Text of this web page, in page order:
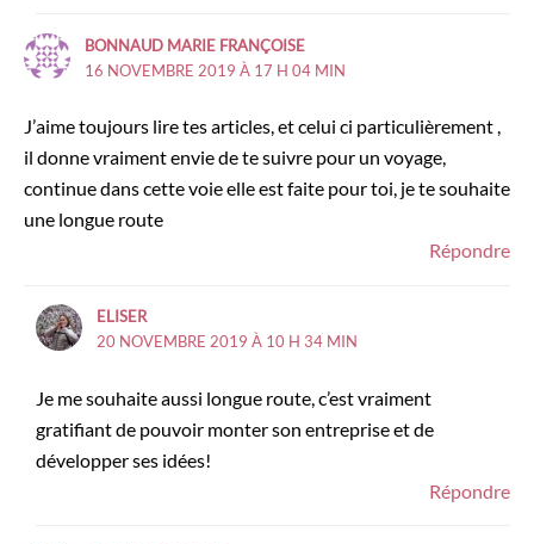
BONNAUD MARIE FRANÇOISE
16 NOVEMBRE 2019 À 17 H 04 MIN
J’aime toujours lire tes articles, et celui ci particulièrement ,
il donne vraiment envie de te suivre pour un voyage,
continue dans cette voie elle est faite pour toi, je te souhaite
une longue route
Répondre
ELISER
20 NOVEMBRE 2019 À 10 H 34 MIN
Je me souhaite aussi longue route, c’est vraiment
gratifiant de pouvoir monter son entreprise et de
développer ses idées!
Répondre